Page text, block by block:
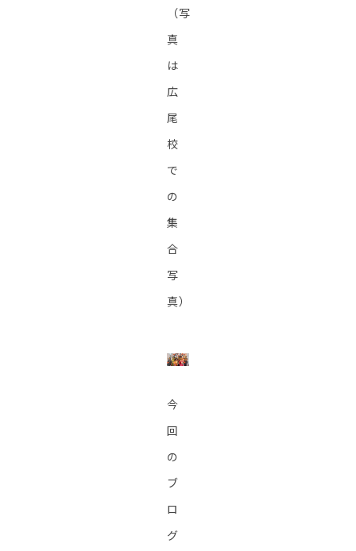
（写
真
は
広
尾
校
で
の
集
合
写
真）
今
回
の
ブ
ロ
グ